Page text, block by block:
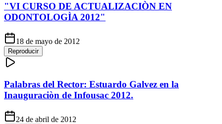
"VI CURSO DE ACTUALIZACIÒN EN
ODONTOLOGÌA 2012"
18 de mayo de 2012
Reproducir
Palabras del Rector: Estuardo Galvez en la
Inauguraciòn de Infousac 2012.
24 de abril de 2012